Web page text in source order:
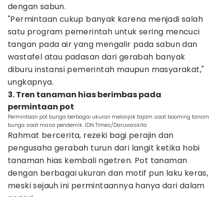
dengan sabun.
"Permintaan cukup banyak karena menjadi salah
satu program pemerintah untuk sering mencuci
tangan pada air yang mengalir pada sabun dan
wastafel atau padasan dari gerabah banyak
diburu instansi pemerintah maupun masyarakat,"
ungkapnya.
3. Tren tanaman hias berimbas pada
permintaan pot
Permintaan pot bunga berbagai ukuran melonjak tajam saat booming tanam
bunga saat masa pendemik. IDN Times/Daruwaskita
Rahmat bercerita, rezeki bagi perajin dan
pengusaha gerabah turun dari langit ketika hobi
tanaman hias kembali ngetren. Pot tanaman
dengan berbagai ukuran dan motif pun laku keras,
meski sejauh ini permintaannya hanya dari dalam